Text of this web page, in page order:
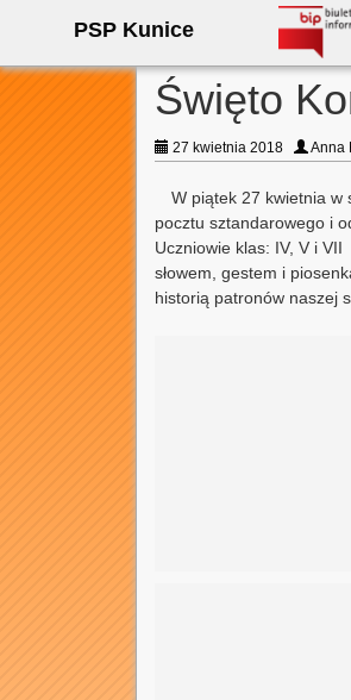
PSP Kunice
Święto
27 kwietnia 2018 Anna
W piątek 27 kwietnia w
pocztu sztandarowego i
Uczniowie klas: IV, V i
słowem, gestem i
historią patronów naszej